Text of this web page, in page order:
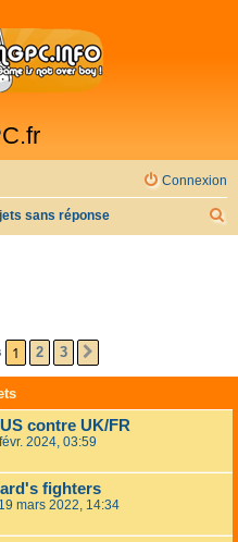
Connexion
sans réponse
h
r
AVANCÉE
1 2 3
contre UK/FR
2024, 03:59
fighters
19 mars 2022, 14:34